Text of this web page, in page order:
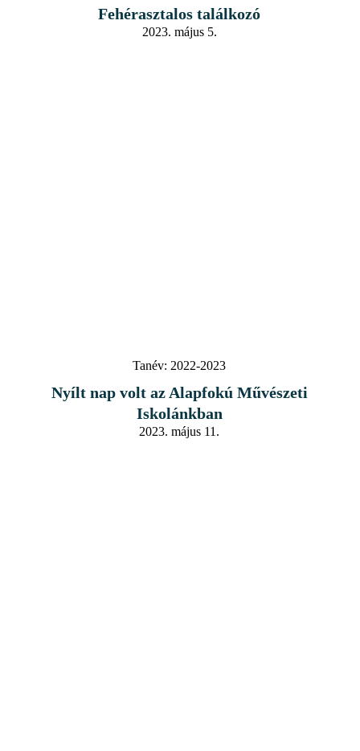
Fehérasztalos találkozó
2023. május 5.
Tanév: 2022-2023
Nyílt nap volt az Alapfokú Művészeti
Iskolánkban
2023. május 11.